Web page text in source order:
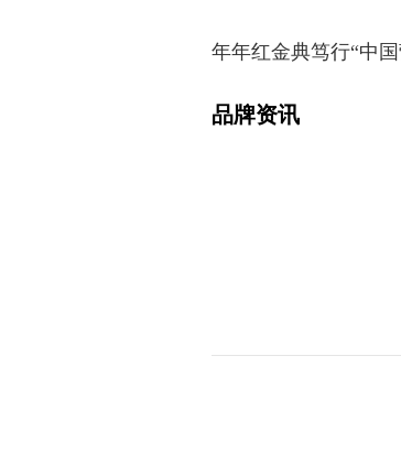
年年红金典笃行“中
品牌资讯